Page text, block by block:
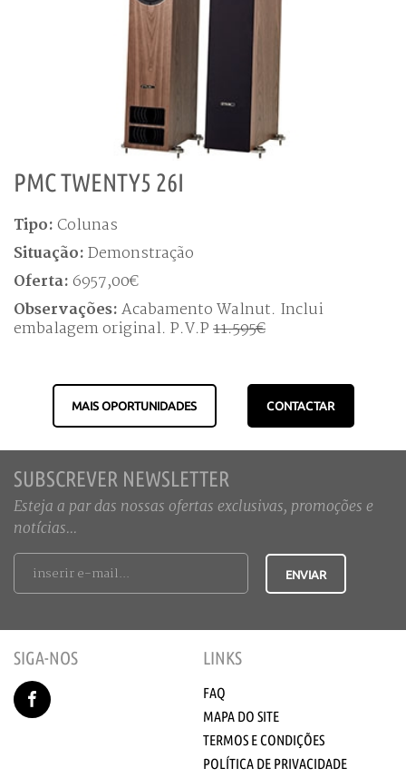
PMC TWENTY5 26I
Tipo: Colunas
Situação: Demonstração
Oferta: 6957,00€
Observações: Acabamento Walnut. Inclui
embalagem original. P.V.P 11.595€
MAIS OPORTUNIDADES CONTACTAR
SUBSCREVER NEWSLETTER
Esteja a par das nossas ofertas exclusivas, promoções e
notícias...
SIGA-NOS LINKS
FAQ
MAPA DO SITE
TERMOS E CONDIÇÕES
POLÍTICA DE PRIVACIDADE